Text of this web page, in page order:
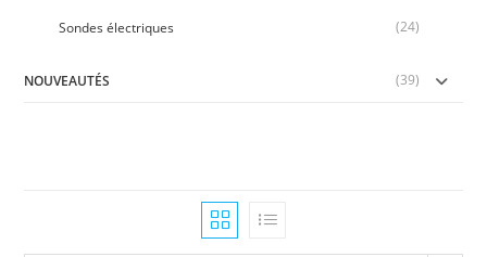
Sondes électriques (24)
NOUVEAUTÉS (39)